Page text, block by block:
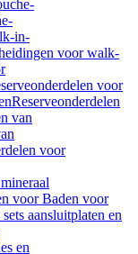
in-
voor walk-
voor
Reserveonderdelen
van
voor
voor Baden voor
aansluitplaten en
en